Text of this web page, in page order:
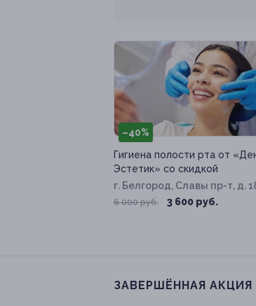
–40%
Гигиена полости рта от
Эстетик» со скидкой
г. Белгород, Славы пр-т, д.
6 000 руб. 3 600 руб.
ЗАВЕРШЁННАЯ АКЦИЯ